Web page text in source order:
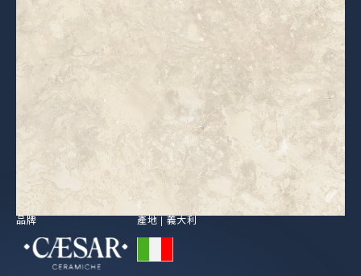
品牌 產地 | 義大利